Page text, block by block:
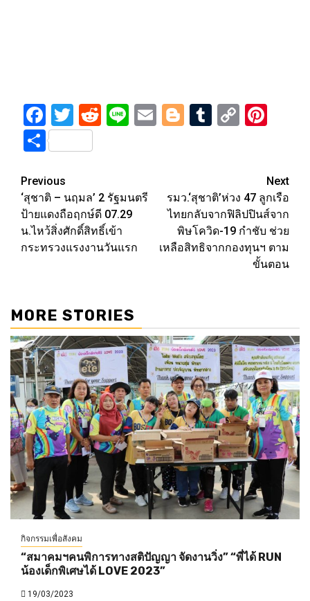
Facebook
Twitter
Reddit
LineEmailBlogger
Tumblr
Copy
Share
Post
navigation
Previous
‘สุชาติ – นฤมล’ 2 รัฐมนตรี
ป้ายแดงถือฤกษ์ดี 07.29
น.ไหว้สิ่งศักดิ์สิทธิ์เข้า
กระทรวงแรงงานวันแรก
Next
รมว.‘สุชาติ’ห่วง 47 ลูกเรือ
ไทยกลับจากฟิลิปปินส์จาก
พิษโควิด-19 กำชับ ช่วย
เหลือสิทธิจากกองทุนฯ ตาม
ขั้นตอน
MORE STORIES
กิจกรรมเพื่อสังคม
“สมาคมฯคนพิการทางสติปัญญา จัดงานวิ่ง” “พี่ได้ RUN
น้องเด็กพิเศษได้ LOVE 2023”
19/03/2023